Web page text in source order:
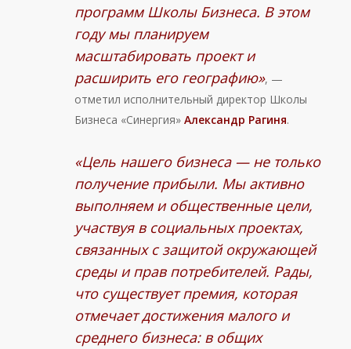
программ Школы Бизнеса. В этом
году мы планируем
масштабировать проект и
расширить его географию», —
отметил исполнительный директор Школы
Бизнеса «Синергия» Александр Рагиня.
«Цель нашего бизнеса — не только
получение прибыли. Мы активно
выполняем и общественные цели,
участвуя в социальных проектах,
связанных с защитой окружающей
среды и прав потребителей. Рады,
что существует премия, которая
отмечает достижения малого и
среднего бизнеса: в общих